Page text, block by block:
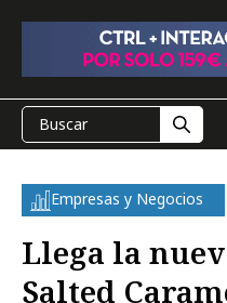
Empresas y Negocios
Llega la
Salted